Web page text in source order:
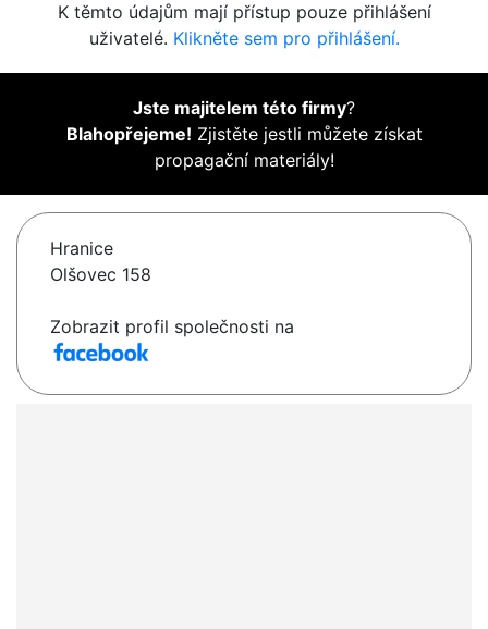
K těmto údajům mají přístup pouze přihlášení
uživatelé. Klikněte sem pro přihlášení.
Jste majitelem této firmy?
Blahopřejeme! Zjistěte jestli můžete získat
propagační materiály!
Hranice
Olšovec 158
Zobrazit profil společnosti na